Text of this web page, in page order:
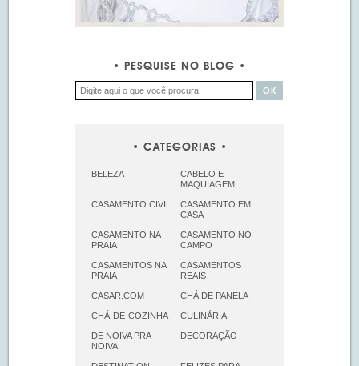
PESQUISE NO BLOG
CATEGORIAS
BELEZA
CABELO E
MAQUIAGEM
CASAMENTO CIVIL
CASAMENTO EM
CASA
CASAMENTO NA
PRAIA
CASAMENTO NO
CAMPO
CASAMENTOS NA
PRAIA
CASAMENTOS
REAIS
CASAR.COM CHÁ DE PANELA
CHÁ-DE-COZINHA CULINÁRIA
DE NOIVA PRA
NOIVA
DECORAÇÃO